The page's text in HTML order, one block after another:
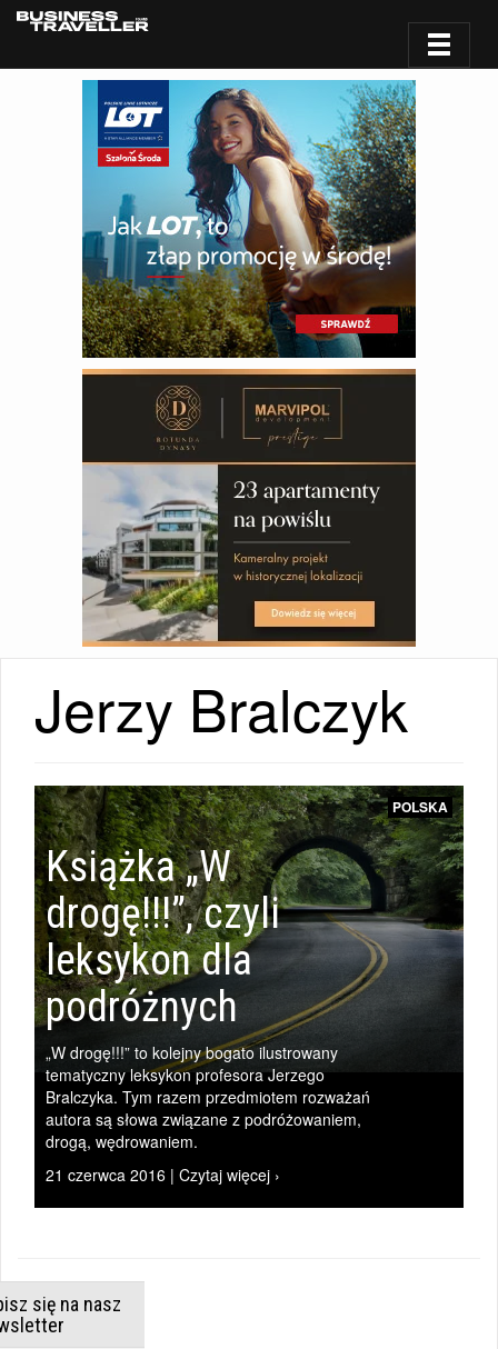
Jerzy Bralczyk
POLSKA
Książka „W
drogę!!!”, czyli
leksykon dla
podróżnych
„W drogę!!!” to kolejny bogato ilustrowany
tematyczny leksykon profesora Jerzego
Bralczyka. Tym razem przedmiotem rozważań
autora są słowa związane z podróżowaniem,
drogą, wędrowaniem.
21 czerwca 2016 | Czytaj więcej ›
się na nasz